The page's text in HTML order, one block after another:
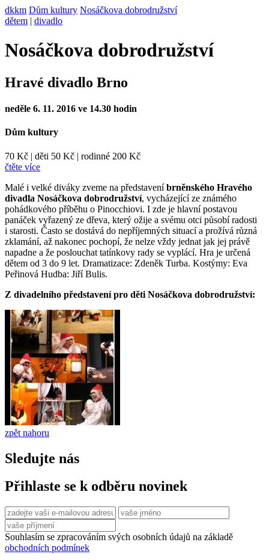
dkkm Dům kultury Nosáčkova dobrodružství
dětem | divadlo
Nosáčkova dobrodružství
Hravé divadlo Brno
neděle 6. 11. 2016 ve 14.30 hodin
Dům kultury
70 Kč | děti 50 Kč | rodinné 200 Kč
čtěte více
Malé i velké diváky zveme na představeníbrněnského Hravého
divadla Nosáčkova dobrodružství, vycházející ze známého
pohádkového příběhu o Pinocchiovi. I zde je hlavní postavou
panáček vyřazený ze dřeva, který ožije a svému otci působí radosti
i starosti. Často se dostává do nepříjemných situací a prožívá různá
zklamání, až nakonec pochopí, že nelze vždy jednat jak jej právě
napadne a že poslouchat tatínkovy rady se vyplácí. Hra je určená
dětem od 3 do 9 let. Dramatizace: Zdeněk Turba. Kostýmy: Eva
Peřinová Hudba: Jiří Bulis.
Z divadelního představení pro děti Nosáčkova dobrodružství:
zpět nahoru
Sledujte nás
Přihlaste se k odběru novinek
Souhlasím se zpracováním svých osobních údajů na základě
obchodních podmínek